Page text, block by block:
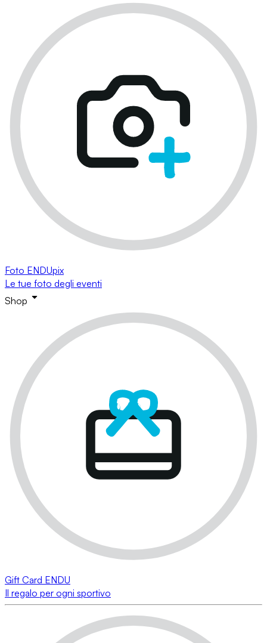
Foto ENDUpix
Le tue foto degli eventi
Shop
Gift Card ENDU
Il regalo per ogni sportivo